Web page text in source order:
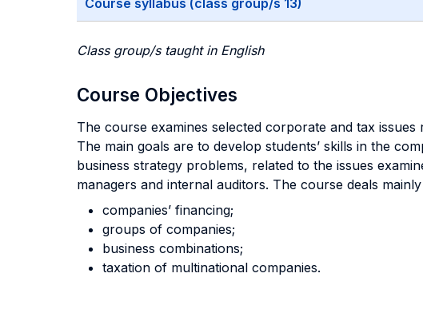
Course syllabus (class group/s 13)
Class group/s taught in English
Course Objectives
The course examines selected corporate and tax
The main goals are to develop students’ skills in the
business strategy problems, related to the issues
managers and internal auditors. The course deals
companies’ financing;
groups of companies;
business combinations;
taxation of multinational companies.